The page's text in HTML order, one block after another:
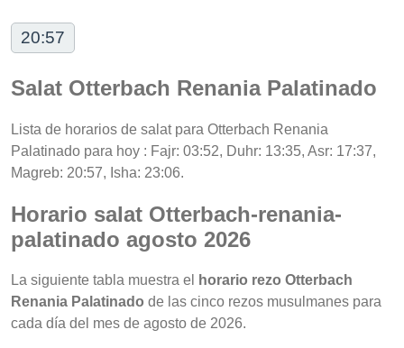
20:57
Salat Otterbach Renania Palatinado
Lista de horarios de salat para Otterbach Renania
Palatinado para hoy : Fajr: 03:52, Duhr: 13:35, Asr: 17:37,
Magreb: 20:57, Isha: 23:06.
Horario salat Otterbach-renania-
palatinado agosto 2026
La siguiente tabla muestra el
horario rezo Otterbach
Renania Palatinado de las cinco rezos musulmanes para
cada día del mes de agosto de 2026.